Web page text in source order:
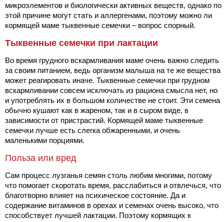
микроэлементов и биологически активных веществ, однако по
этой причине могут стать и аллергенами, поэтому можно ли
кормящей маме тыквенные семечки – вопрос спорный.
Тыквенные семечки при лактации
Во время грудного вскармливания маме очень важно следить
за своим питанием, ведь организм малыша на те же вещества
может реагировать иначе. Тыквенные семечки при грудном
вскармливании совсем исключать из рациона смысла нет, но
и употреблять их в большом количестве не стоит. Эти семена
обычно кушают как в жареном, так и в сыром виде, в
зависимости от пристрастий. Кормящей маме тыквенные
семечки лучше есть слегка обжаренными, и очень
маленькими порциями.
Польза или вред
Сам процесс лузганья семян столь любим многими, потому
что помогает скоротать время, расслабиться и отвлечься, что
благотворно влияет на психическое состояние. Да и
содержание витаминов в орехах и семенах очень высоко, что
способствует лучшей лактации. Поэтому кормящих к